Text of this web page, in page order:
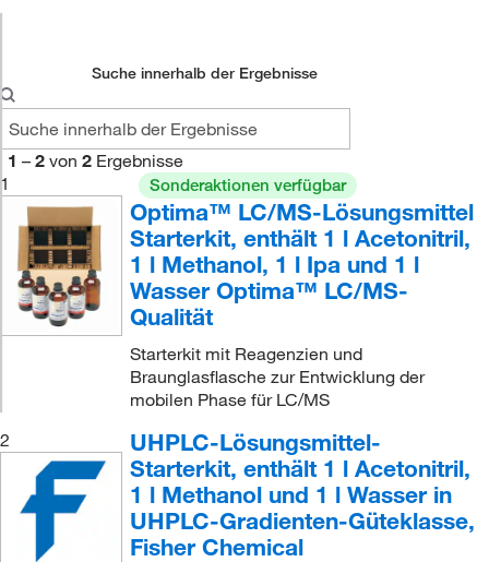
Suche innerhalb der Ergebnisse
1 – 2 von 2 Ergebnisse
1
Sonderaktionen verfügbar
Optima™ LC/MS-Lösungsmittel
Starterkit, enthält 1 l Acetonitril,
1 l Methanol, 1 l Ipa und 1 l
Wasser Optima™ LC/MS-
Qualität
Starterkit mit Reagenzien und
Braunglasflasche zur Entwicklung der
mobilen Phase für LC/MS
2
UHPLC-Lösungsmittel-
Starterkit, enthält 1 l Acetonitril,
1 l Methanol und 1 l Wasser in
UHPLC-Gradienten-Güteklasse,
Fisher Chemical